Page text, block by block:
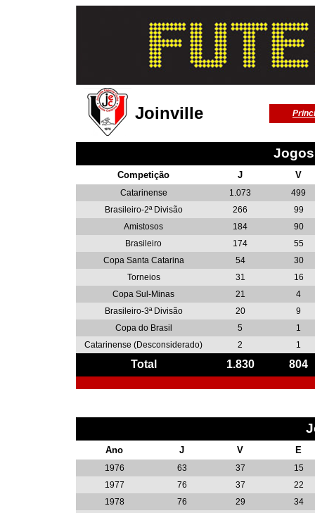
Joinville
Competição J V
Catarinense 1.073
499
Brasileiro-2ª Divisão
266
99
Amistosos
184
90
Brasileiro
174
55
Copa Santa Catarina
54
30
Torneios
31
16
Copa Sul-Minas
21
4
Brasileiro-3ª Divisão
20
9
Copa do Brasil
5
1
Catarinense (Desconsiderado)
2 1
Total 1.830 804
Ano J V E
1976 63 37
15
1977
76 37
22
1978
76 29
34